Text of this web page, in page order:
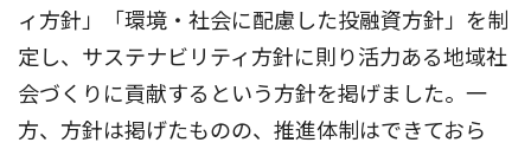
ィ方針」「環境・社会に配慮した投融資方針」を制
定し、サステナビリティ方針に則り活力ある地域社
会づくりに貢献するという方針を掲げました。一
方、方針は掲げたものの、推進体制はできておら